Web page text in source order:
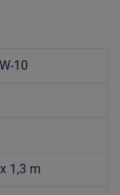
10
1,3 m